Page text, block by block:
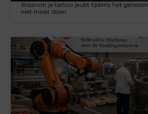
Waarom je tattoo jeukt tijdens het
niet moet doen